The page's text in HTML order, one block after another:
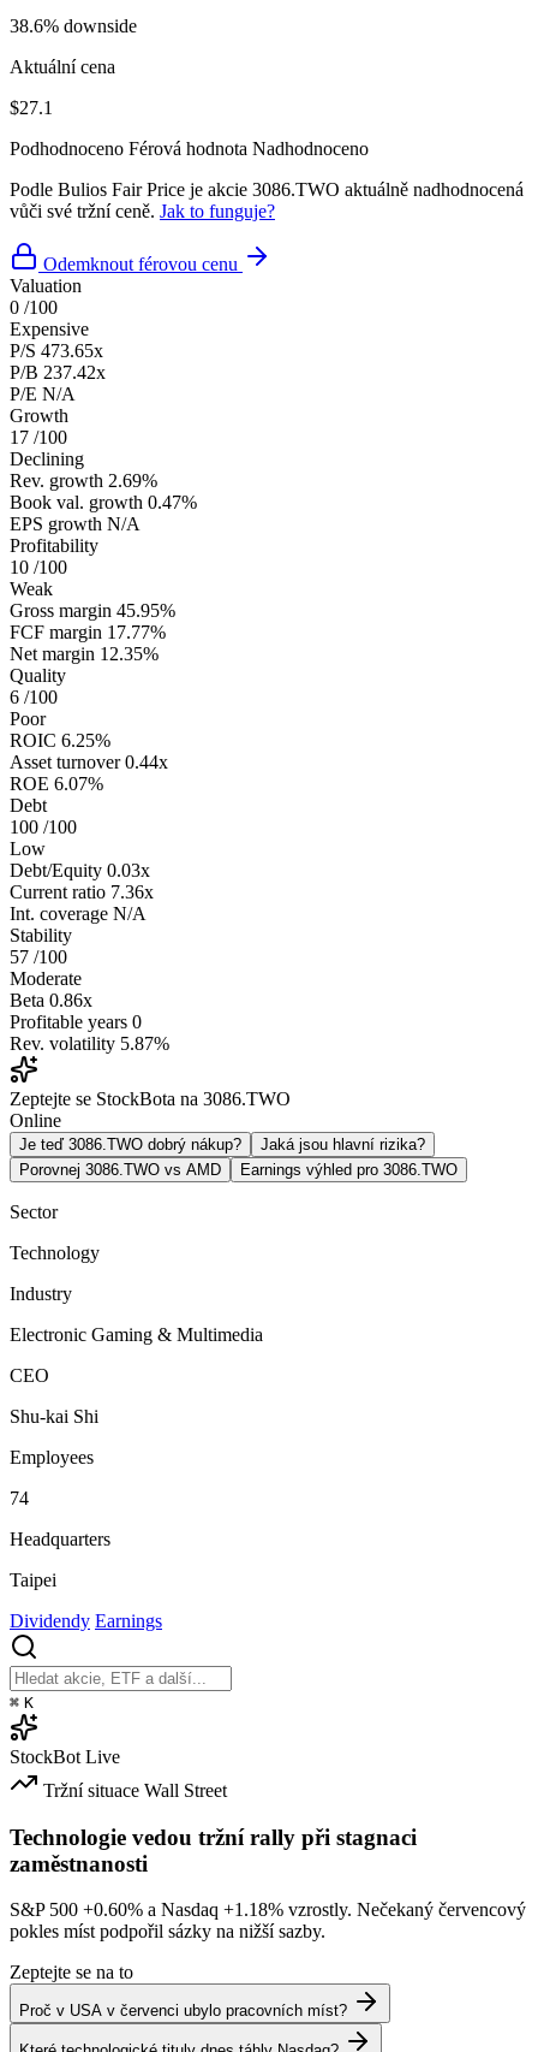
38.6% downside
Aktuální cena
$27.1
Podhodnoceno Férová hodnota Nadhodnoceno
Podle Bulios Fair Price je akcie 3086.TWO aktuálně nadhodnocená
vůči své tržní ceně. Jak to funguje?
Odemknout férovou cenu
Valuation
0 /100
Expensive
P/S 473.65x
P/B 237.42x
P/E N/A
Growth
17 /100
Declining
Rev. growth 2.69%
Book val. growth 0.47%
EPS growth N/A
Profitability
10 /100
Weak
Gross margin 45.95%
FCF margin 17.77%
Net margin 12.35%
Quality
6 /100
Poor
ROIC 6.25%
Asset turnover 0.44x
ROE 6.07%
Debt
100 /100
Low
Debt/Equity 0.03x
Current ratio 7.36x
Int. coverage N/A
Stability
57 /100
Moderate
Beta 0.86x
Profitable years 0
Rev. volatility 5.87%
Zeptejte se StockBota na 3086.TWO
Online
Je teď 3086.TWO dobrý nákup?
Jaká jsou hlavní rizika?
Porovnej 3086.TWO vs AMD
Earnings výhled pro 3086.TWO
Sector
Technology
Industry
Electronic Gaming & Multimedia
CEO
Shu-kai Shi
Employees
74
Headquarters
Taipei
Dividendy Earnings
⌘ K
StockBot Live
Tržní situace Wall Street
Technologie vedou tržní rally při stagnaci
zaměstnanosti
S&P 500 +0.60% a Nasdaq +1.18% vzrostly. Nečekaný červencový
pokles míst podpořil sázky na nižší sazby.
Zeptejte se na to
Proč v USA v červenci ubylo pracovních míst?